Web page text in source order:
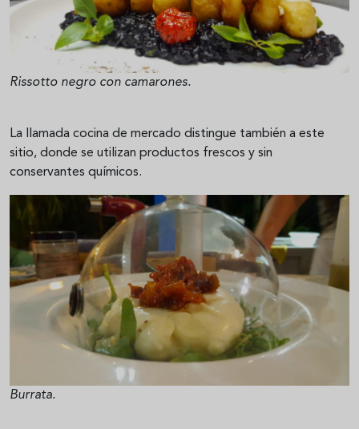
Rissotto negro con camarones.
La llamada cocina de mercado distingue también a este
sitio, donde se utilizan productos frescos y sin
conservantes químicos.
Burrata.